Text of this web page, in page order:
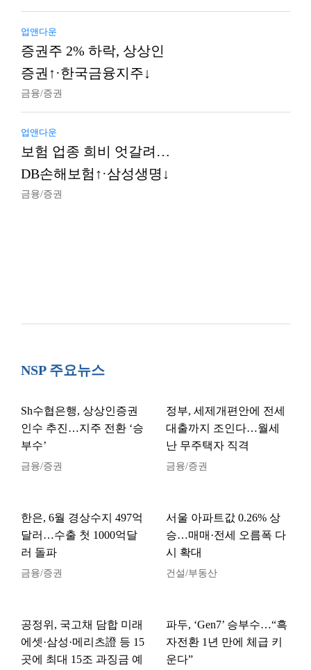
업앤다운
증권주 2% 하락, 상상인
증권↑·한국금융지주↓
금융/증권
업앤다운
보험 업종 희비 엇갈려…
DB손해보험↑·삼성생명↓
금융/증권
NSP 주요뉴스
Sh수협은행, 상상인증권
인수 추진…지주 전환 ‘승
부수’
금융/증권
정부, 세제개편안에 전세
대출까지 조인다…월세
난 무주택자 직격
금융/증권
한은, 6월 경상수지 497억
달러…수출 첫 1000억달
러 돌파
금융/증권
서울 아파트값 0.26% 상
승…매매·전세 오름폭 다
시 확대
건설/부동산
공정위, 국고채 담합 미래
에셋·삼성·메리츠證 등 15
곳에 최대 15조 과징금 예
파두, ‘Gen7’ 승부수…“흑
자전환 1년 만에 체급 키
운다”